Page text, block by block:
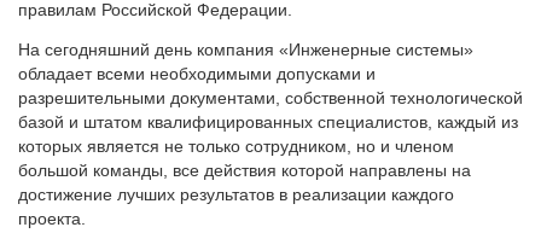
правилам Российской Федерации.
На сегодняшний день компания «Инженерные системы»
обладает всеми необходимыми допусками и
разрешительными документами, собственной технологической
базой и штатом квалифицированных специалистов, каждый из
которых является не только сотрудником, но и членом
большой команды, все действия которой направлены на
достижение лучших результатов в реализации каждого
проекта.